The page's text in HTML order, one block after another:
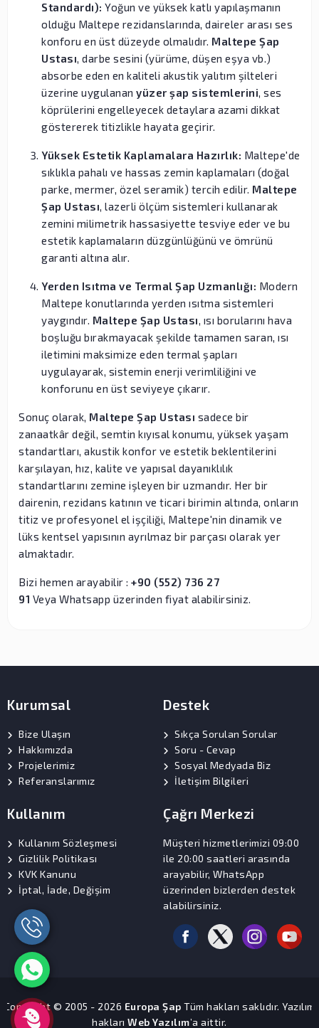
Standardı): Yoğun ve yüksek katlı yapılaşmanın
olduğu Maltepe rezidanslarında, daireler arası ses
konforu en üst düzeyde olmalıdır. Maltepe Şap
Ustası, darbe sesini (yürüme, düşen eşya vb.)
absorbe eden en kaliteli akustik yalıtım şilteleri
üzerine uygulanan yüzer şap sistemlerini, ses
köprülerini engelleyecek detaylara azami dikkat
göstererek titizlikle hayata geçirir.
Yüksek Estetik Kaplamalara Hazırlık: Maltepe'de
sıklıkla pahalı ve hassas zemin kaplamaları (doğal
parke, mermer, özel seramik) tercih edilir. Maltepe
Şap Ustası, lazerli ölçüm sistemleri kullanarak
zemini milimetrik hassasiyette tesviye eder ve bu
estetik kaplamaların düzgünlüğünü ve ömrünü
garanti altına alır.
Yerden Isıtma ve Termal Şap Uzmanlığı: Modern
Maltepe konutlarında yerden ısıtma sistemleri
yaygındır. Maltepe Şap Ustası, ısı borularını hava
boşluğu bırakmayacak şekilde tamamen saran, ısı
iletimini maksimize eden termal şapları
uygulayarak, sistemin enerji verimliliğini ve
konforunu en üst seviyeye çıkarır.
Sonuç olarak, Maltepe Şap Ustası sadece bir
zanaatkâr değil, semtin kıyısal konumu, yüksek yaşam
standartları, akustik konfor ve estetik beklentilerini
karşılayan, hız, kalite ve yapısal dayanıklılık
standartlarını zemine işleyen bir uzmandır. Her bir
dairenin, rezidans katının ve ticari birimin altında, onların
titiz ve profesyonel el işçiliği, Maltepe'nin dinamik ve
lüks kentsel yapısının ayrılmaz bir parçası olarak yer
almaktadır.
Bizi hemen arayabilir : +90 (552) 736 27
91 Veya Whatsapp üzerinden fiyat alabilirsiniz.
Kurumsal
Bize Ulaşın
Hakkımızda
Projelerimiz
Referanslarımız
Destek
Sıkça Sorulan Sorular
Soru - Cevap
Sosyal Medyada Biz
İletişim Bilgileri
Kullanım
Kullanım Sözleşmesi
Gizlilik Politikası
KVK Kanunu
İptal, İade, Değişim
Çağrı Merkezi
Müşteri hizmetlerimizi 09:00
ile 20:00 saatleri arasında
arayabilir, WhatsApp
üzerinden bizlerden destek
alabilirsiniz.
Copyright © 2005 - 2026 Europa Şap Tüm hakları saklıdır. Yazılım
haklarıWeb Yazılım’a aittir.